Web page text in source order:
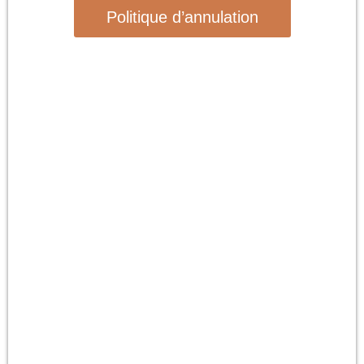
Politique d’annulation